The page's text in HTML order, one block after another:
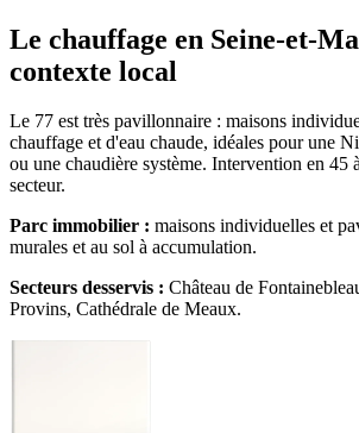
Le chauffage en Seine-et-
contexte local
Le 77 est très pavillonnaire : maisons
chauffage et d'eau chaude, idéales pour une
ou une chaudière système. Intervention en 45
secteur.
Parc immobilier : maisons individuelles et
murales et au sol à accumulation.
Secteurs desservis : Château de
Provins, Cathédrale de Meaux.